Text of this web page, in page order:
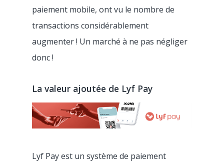
paiement mobile, ont vu le nombre de
transactions considérablement
augmenter ! Un marché à ne pas négliger
donc !
La valeur ajoutée de Lyf Pay
Lyf Pay est un système de paiement